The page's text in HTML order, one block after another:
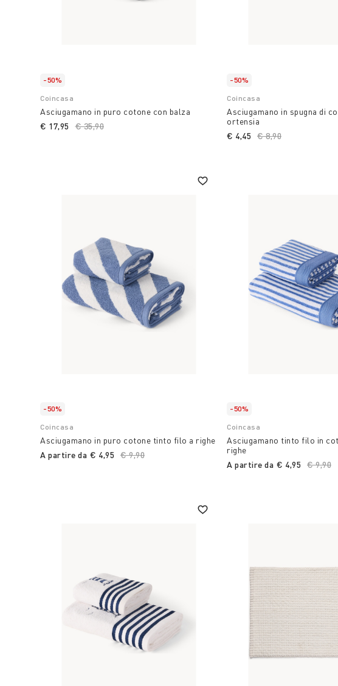
-50%
Coincasa
Asciugamano in puro cotone con balza
Price reduced from
€ 35,90
€ 17,95
-50%
Coincasa
Asciugamano in spugna di
ortensia
Price reduced from
€ 8,90
€ 4,45
-50%
Coincasa
Asciugamano in puro cotone tinto filo a righe
A partire da
Price reduced from
€ 9,90
€ 4,95
-50%
Coincasa
Asciugamano tinto filo in
righe
A partire da
Price
€ 9,90
€ 4,95